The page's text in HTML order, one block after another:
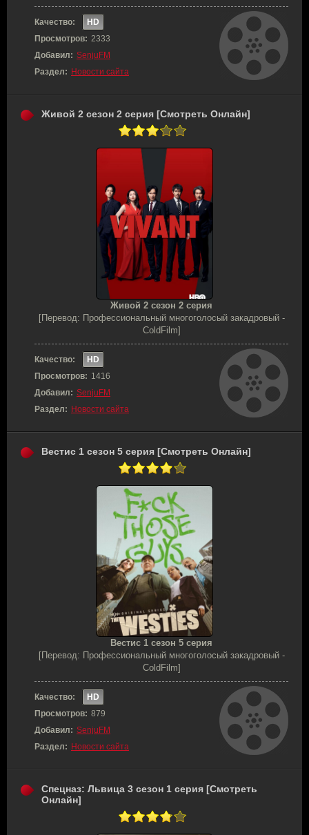
Качество:
HD
Просмотров: 2333
Добавил: SenjuFM
Раздел: Новости сайта
Живой 2 сезон 2 серия [Смотреть Онлайн]
Живой 2 сезон 2 серия
[Перевод: Профессиональный многоголосый закадровый -
ColdFilm]
Качество:
HD
Просмотров: 1416
Добавил: SenjuFM
Раздел: Новости сайта
Вестис 1 сезон 5 серия [Смотреть Онлайн]
Вестис 1 сезон 5 серия
[Перевод: Профессиональный многоголосый закадровый -
ColdFilm]
Качество:
HD
Просмотров: 879
Добавил: SenjuFM
Раздел: Новости сайта
Спецназ: Львица 3 сезон 1 серия [Смотреть
Онлайн]